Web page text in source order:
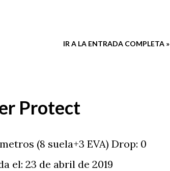
IR A LA ENTRADA COMPLETA »
Protect
(8 suela+3 EVA) Drop: 0
el: 23 de abril de 2019